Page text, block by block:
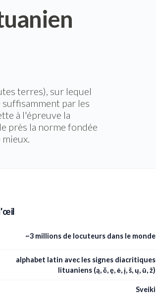
terres), sur lequel
par les
à l'épreuve la
près la norme fondée
~3 millions de locuteurs dans le monde
alphabet latin avec les signes diacritiques
lituaniens (ą, č, ę, ė, į, š, ų, ū, ž)
Sveiki